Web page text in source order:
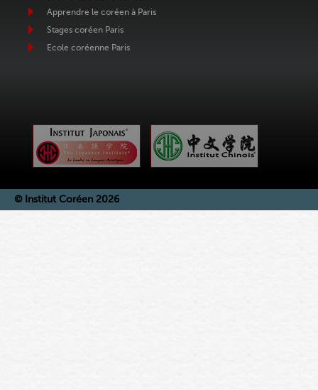
Apprendre le coréen à Paris
Stages coréen Paris
Ecole coréenne Paris
© Institut Coréen 2026